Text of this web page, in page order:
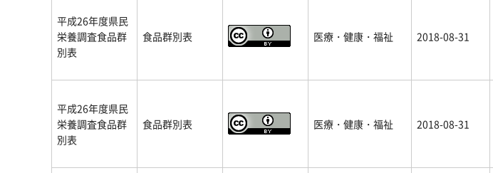
平成26年度県民
栄養調査食品群
別表
食品群別表 医療・健康・福祉 2018-08-31
平成26年度県民
栄養調査食品群
別表
食品群別表 医療・健康・福祉 2018-08-31